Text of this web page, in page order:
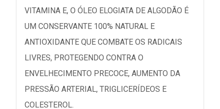
VITAMINA E, O ÓLEO ELOGIATA DE ALGODÃO É
UM CONSERVANTE 100% NATURAL E
ANTIOXIDANTE QUE COMBATE OS RADICAIS
LIVRES, PROTEGENDO CONTRA O
ENVELHECIMENTO PRECOCE, AUMENTO DA
PRESSÃO ARTERIAL, TRIGLICERÍDEOS E
COLESTEROL.